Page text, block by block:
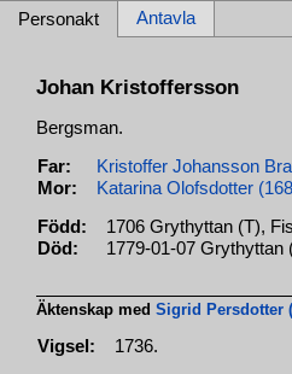
Personakt Antavla
Johan Kristoffersson
Bergsman.
Far:
Kristoffer Johansson
Mor:
Katarina Olofsdotter
Född: 1706 Grythyttan (T),
Död:
1779-01-07 Grythyttan
Äktenskap medSigrid Persdotter
Vigsel: 1736.